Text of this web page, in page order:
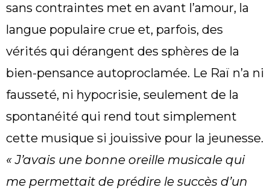
sans contraintes met en avant l’amour, la
langue populaire crue et, parfois, des
vérités qui dérangent des sphères de la
bien-pensance autoproclamée. Le Raï n’a ni
fausseté, ni hypocrisie, seulement de la
spontanéité qui rend tout simplement
cette musique si jouissive pour la jeunesse.
« J’avais une bonne oreille musicale qui
me permettait de prédire le succès d’un